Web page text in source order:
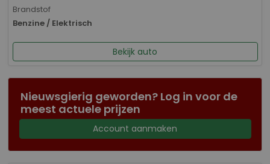
Brandstof
Benzine / Elektrisch
Bekijk auto
Nieuwsgierig geworden? Log in voor de
meest actuele prijzen
Account aanmaken